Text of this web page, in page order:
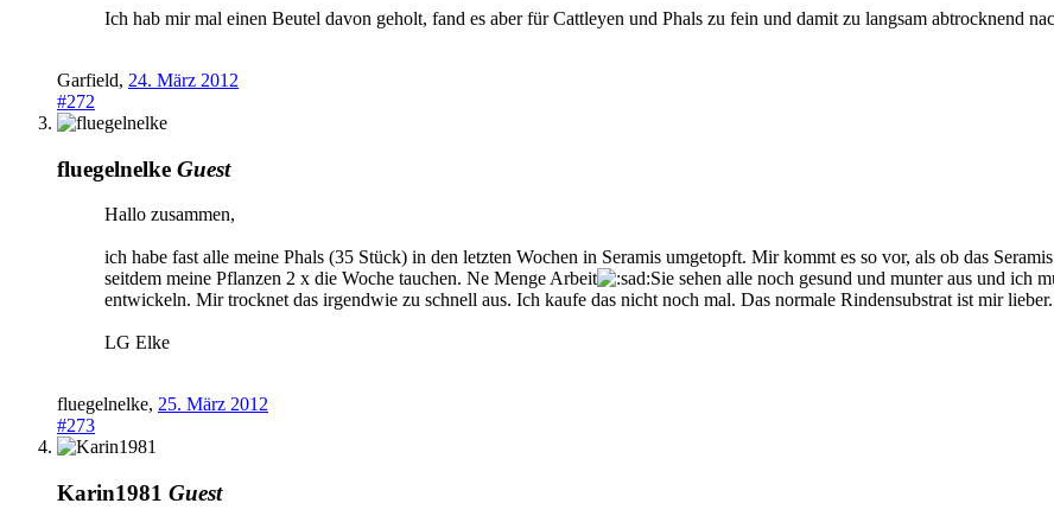
Ich hab mir mal einen Beutel davon geholt, fand es aber für Cattleyen und Phals zu fein und damit zu langsam abtrocknend
Garfield, 24. März 2012
#272
fluegelnelke Guest
Hallo zusammen,
ich habe fast alle meine Phals (35 Stück) in den letzten Wochen in Seramis umgetopft. Mir kommt es so vor, als ob das
seitdem meine Pflanzen 2 x die Woche tauchen. Ne Menge Arbeit
Sie sehen alle noch gesund und munter aus und ich
entwickeln. Mir trocknet das irgendwie zu schnell aus. Ich kaufe das nicht noch mal. Das normale Rindensubstrat ist mir lieber.
LG Elke
fluegelnelke, 25. März 2012
#273
Karin1981 Guest